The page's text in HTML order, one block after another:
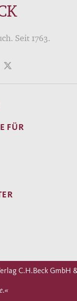
Seit 1763.
FÜR
C.H.Beck GmbH